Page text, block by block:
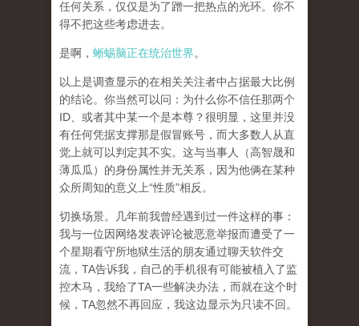
任何关系，仅仅是为了蹭一把热点的光环。你不
得不把这些考虑进去。
是啊， 蜥蜴脑正在统治世界。
以上是调查显示的在相关关注者中占据最大比例
的结论。你当然可以问：为什么你不信任那两个
ID、或者其中某一个是本尊？很明显，这里并没
有任何凭据支撑那是假冒账号，而大多数人从直
觉上就可以判定其不实。这与当事人（高智晟和
薄瓜瓜）的身份属性并无关系，因为他俩在某种
众所周知的意义上“性质”相反。
切换场景。几年前我曾经遇到过一件这样的事：
我与一位因网络发表评论被恶意举报而遭受了一
个星期看守所地狱生活的朋友通过聊天软件交
流，TA告诉我，自己的手机很有可能被植入了监
控木马，我给了TA一些解决办法，而就在这个时
候，TA忽然不再回应，我这边显示为只读不回。